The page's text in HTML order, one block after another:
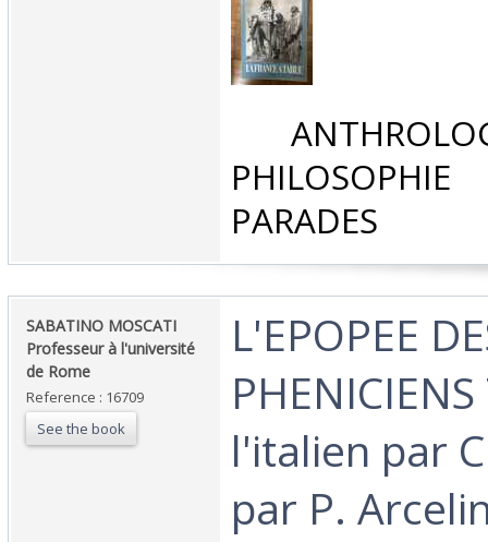
PHILOSOPHIE
PARADES‎
‎SABATINO MOSCATI
Professeur à l'université
de Rome ‎
Reference : 16709
See the book
‎L'EPOPEE
l'italien par
par P.